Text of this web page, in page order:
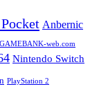
Anbernic
GAMEBANK-web.com
Nintendo Switch
PlayStation 2